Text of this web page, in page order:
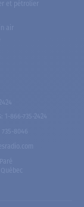
et pétrolier
air
1-866-735-2424
735-8046